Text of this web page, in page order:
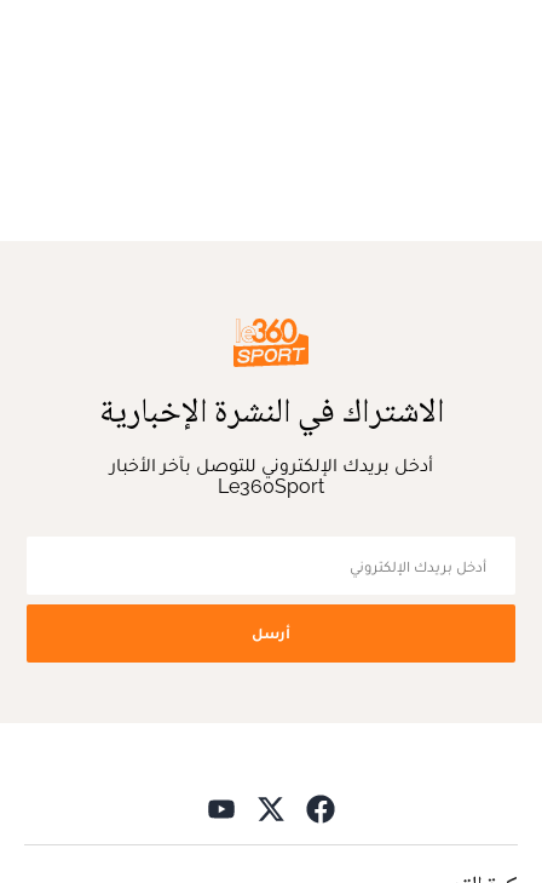
الاشتراك في النشرة الإخبارية
أدخل بريدك الإلكتروني للتوصل بآخر الأخبار
Le360Sport
أرسل